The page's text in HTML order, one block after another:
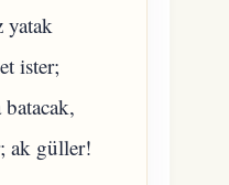
yatak
ister;
ak güller!